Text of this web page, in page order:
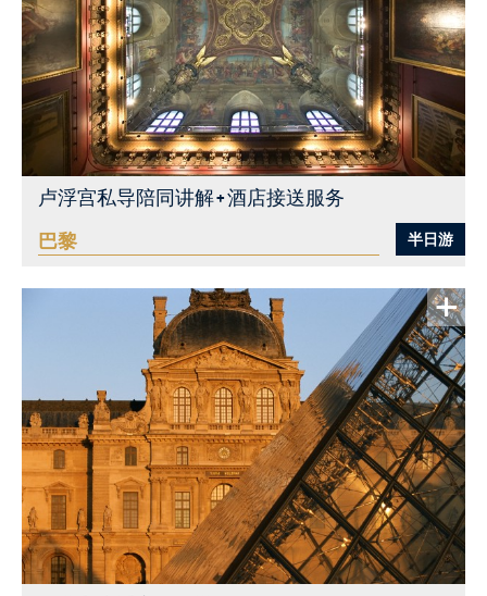
卢浮宫私导陪同讲解+酒店接送服务
巴黎 半日游